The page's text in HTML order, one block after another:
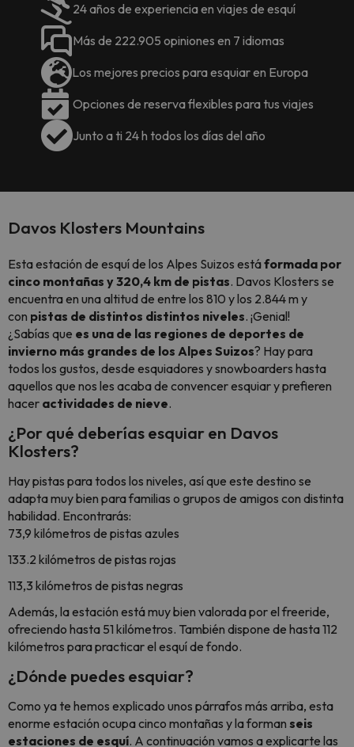
24 años de experiencia en viajes de esquí
Más de 222.905 opiniones en 7 idiomas
Los mejores precios para esquiar en Europa
Opciones de reserva flexibles para tus viajes
Junto a ti 24 h todos los días del año
Davos Klosters Mountains
Esta estación de esquí de los Alpes Suizos estáformada por
cinco montañas y 320,4 km de pistas. Davos Klosters se
encuentra en una altitud de entre los 810 y los 2.844 m y
con pistas de distintos distintos niveles. ¡Genial!
¿Sabías que es una de las regiones de deportes de
invierno más grandes de los Alpes Suizos? Hay para
todos los gustos, desde esquiadores ysnowboarders hasta
aquellos que nos les acaba de convencer esquiar y prefieren
hacer actividades de nieve.
¿Por qué deberías esquiar en Davos
Klosters?
Hay pistas para todos los niveles, así que este destino se
adapta muy bien para familias o grupos de amigos con distinta
habilidad. Encontrarás:
73,9 kilómetros de pistas azules
133.2 kilómetros de pistas rojas
113,3 kilómetros de pistas negras
Además, la estación está muy bien valorada por el freeride,
ofreciendo hasta 51 kilómetros. También dispone de hasta 112
kilómetros para practicar el esquí de fondo.
¿Dónde puedes esquiar?
Como ya te hemos explicado unos párrafos más arriba, esta
enorme estación ocupa cinco montañas y la forman seis
estaciones de esquí. A continuación vamos a explicarte las